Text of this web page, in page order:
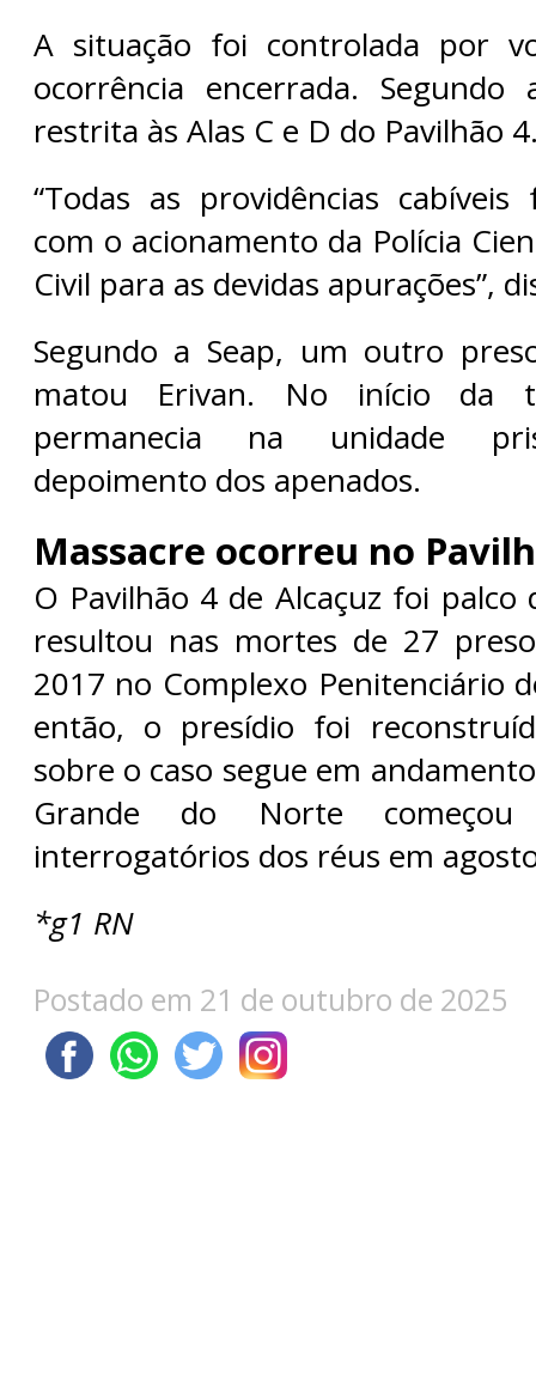
A situação foi controlada por
ocorrência encerrada.
restrita às Alas C e D do Pavilhão
“Todas as providências cabíveis
com o acionamento da Polícia
Civil para as devidas apurações”,
Segundo a Seap, um outro
matou Erivan. No início da
permanecia na unidade
depoimento dos apenados.
Massacre ocorreu no
O Pavilhão 4 de Alcaçuz foi palco
resultou nas mortes de 27
2017 no Complexo Penitenciário
então, o presídio foi
sobre o caso segue em
Grande do Norte
interrogatórios dos réus em
*g1 RN
Postado em 21 de outubro de 2025